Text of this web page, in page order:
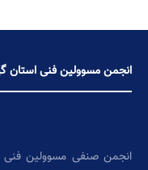
انجمن مسوولین فنی استان
انجمن صنفی مسوولین فنی